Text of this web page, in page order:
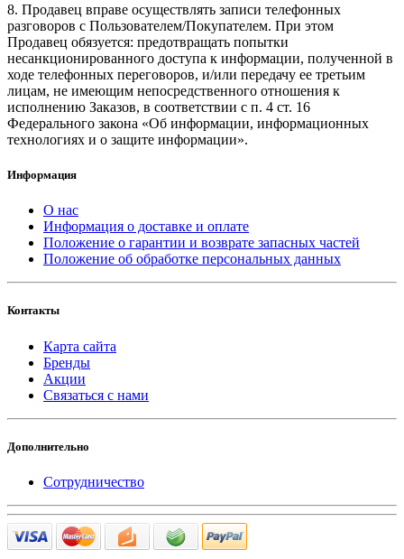
8. Продавец вправе осуществлять записи телефонных
разговоров с Пользователем/Покупателем. При этом
Продавец обязуется: предотвращать попытки
несанкционированного доступа к информации, полученной в
ходе телефонных переговоров, и/или передачу ее третьим
лицам, не имеющим непосредственного отношения к
исполнению Заказов, в соответствии с п. 4 ст. 16
Федерального закона «Об информации, информационных
технологиях и о защите информации».
Информация
О нас
Информация о доставке и оплате
Положение о гарантии и возврате запасных частей
Положение об обработке персональных данных
Контакты
Карта сайта
Бренды
Акции
Связаться с нами
Дополнительно
Сотрудничество